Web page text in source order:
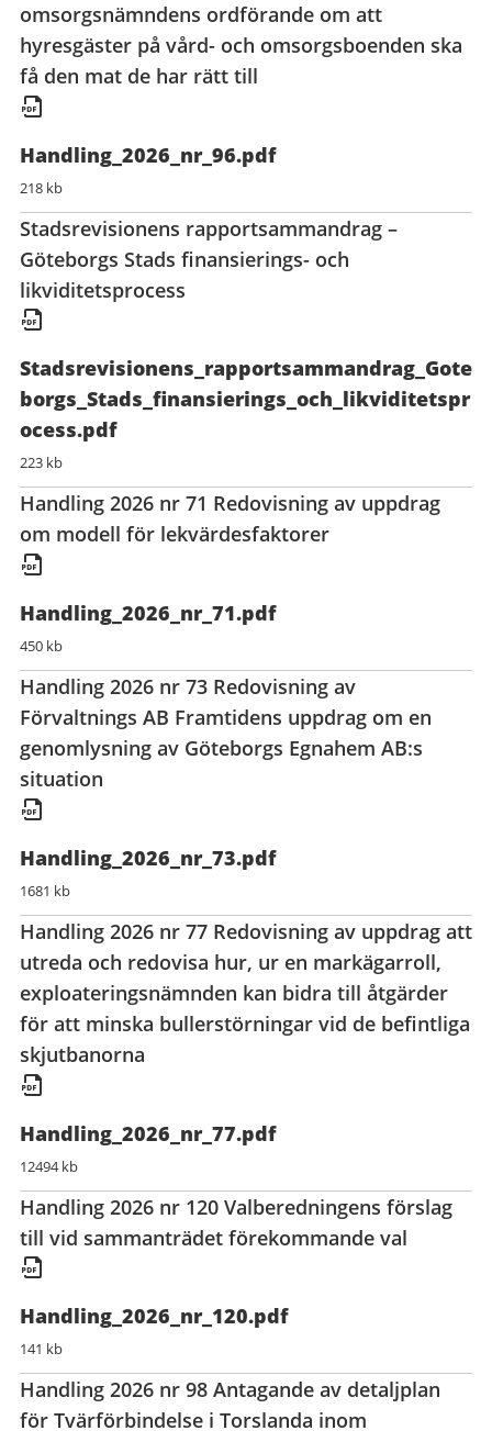
omsorgsnämndens ordförande om att
hyresgäster på vård- och omsorgsboenden ska
få den mat de har rätt till
Handling_2026_nr_96.pdf
218 kb
Stadsrevisionens rapportsammandrag –
Göteborgs Stads finansierings- och
likviditetsprocess
Stadsrevisionens_rapportsammandrag_Gote
borgs_Stads_finansierings_och_likviditetspr
ocess.pdf
223 kb
Handling 2026 nr 71 Redovisning av uppdrag
om modell för lekvärdesfaktorer
Handling_2026_nr_71.pdf
450 kb
Handling 2026 nr 73 Redovisning av
Förvaltnings AB Framtidens uppdrag om en
genomlysning av Göteborgs Egnahem AB:s
situation
Handling_2026_nr_73.pdf
1681 kb
Handling 2026 nr 77 Redovisning av uppdrag att
utreda och redovisa hur, ur en markägarroll,
exploateringsnämnden kan bidra till åtgärder
för att minska bullerstörningar vid de befintliga
skjutbanorna
Handling_2026_nr_77.pdf
12494 kb
Handling 2026 nr 120 Valberedningens förslag
till vid sammanträdet förekommande val
Handling_2026_nr_120.pdf
141 kb
Handling 2026 nr 98 Antagande av detaljplan
för Tvärförbindelse i Torslanda inom